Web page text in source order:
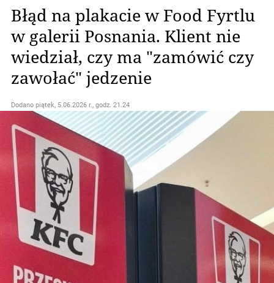
Błąd na plakacie w Food Fyrtlu
w galerii Posnania. Klient nie
wiedział, czy ma "zamówić czy
zawołać" jedzenie
Dodano piątek, 5.06.2026 r., godz. 21.24